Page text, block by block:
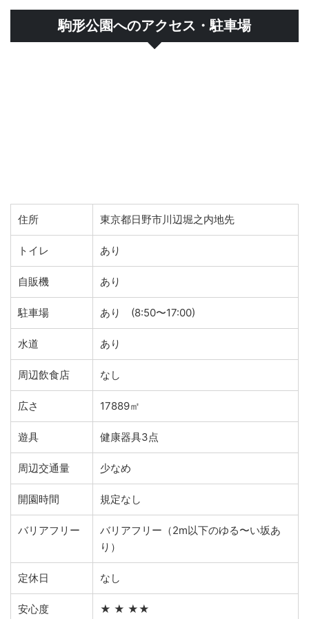
駒形公園へのアクセス・駐車場
住所 東京都日野市川辺堀之内地先
トイレ あり
自販機 あり
駐車場 あり (8:50〜17:00)
水道 あり
周辺飲食店 なし
広さ 17889㎡
遊具 健康器具3点
周辺交通量 少なめ
開園時間 規定なし
バリアフリー
バリアフリー（2m以下のゆる〜い坂あ
り）
定休日 なし
安心度 ★ ★ ★★